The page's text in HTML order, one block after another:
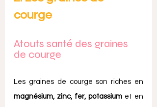
courge
Atouts santé des graines
de courge
Les graines de courge son riches en
magnésium, zinc, fer, potassium